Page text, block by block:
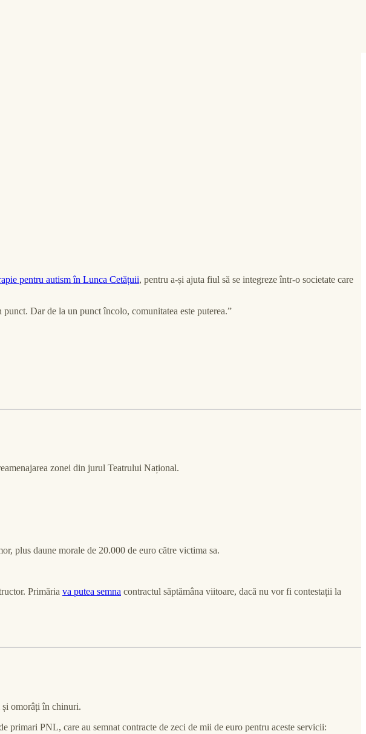
pentru autism în Lunca Cetățuii, pentru a-și ajuta fiul să se integreze într-o societate care
Dar de la un punct încolo, comunitatea este puterea.”
zonei din jurul Teatrului Național.
plus daune morale de 20.000 de euro către victima sa.
Primăria va putea semna contractul săptămâna viitoare, dacă nu vor fi contestații la
și omorâți în chinuri.
PNL, care au semnat contracte de zeci de mii de euro pentru aceste servicii: